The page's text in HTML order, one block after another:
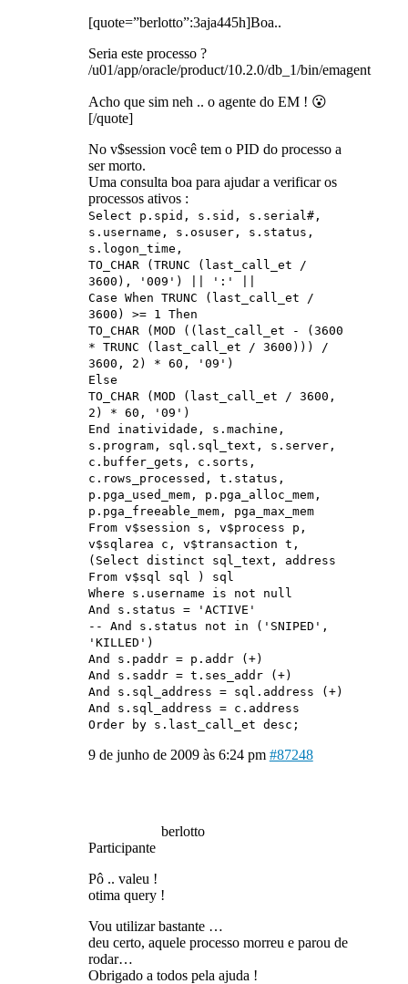
[quote=”berlotto”:3aja445h]Boa..
Seria este processo ?
/u01/app/oracle/product/10.2.0/db_1/bin/emagent
Acho que sim neh .. o agente do EM ! 😮
[/quote]
No v$session você tem o PID do processo a
ser morto.
Uma consulta boa para ajudar a verificar os
processos ativos :
Select p.spid, s.sid, s.serial#,
s.username, s.osuser, s.status,
s.logon_time,
TO_CHAR (TRUNC (last_call_et /
3600), '009') || ':' ||
Case When TRUNC (last_call_et /
3600) >= 1 Then
TO_CHAR (MOD ((last_call_et - (3600
* TRUNC (last_call_et / 3600))) /
3600, 2) * 60, '09')
Else
TO_CHAR (MOD (last_call_et / 3600,
2) * 60, '09')
End inatividade, s.machine,
s.program, sql.sql_text, s.server,
c.buffer_gets, c.sorts,
c.rows_processed, t.status,
p.pga_used_mem, p.pga_alloc_mem,
p.pga_freeable_mem, pga_max_mem
From v$session s, v$process p,
v$sqlarea c, v$transaction t,
(Select distinct sql_text, address
From v$sql sql ) sql
Where s.username is not null
And s.status = 'ACTIVE'
-- And s.status not in ('SNIPED',
'KILLED')
And s.paddr = p.addr (+)
And s.saddr = t.ses_addr (+)
And s.sql_address = sql.address (+)
And s.sql_address = c.address
Order by s.last_call_et desc;
9 de junho de 2009 às 6:24 pm #87248
berlotto
Participante
Pô .. valeu !
otima query !
Vou utilizar bastante …
deu certo, aquele processo morreu e parou de
rodar…
Obrigado a todos pela ajuda !